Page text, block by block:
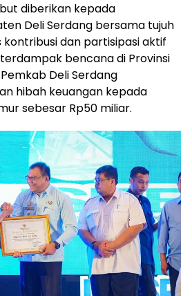
diberikan kepada
Deli Serdang bersama tujuh
dan partisipasi aktif
bencana di Provinsi
Deli Serdang
hibah keuangan kepada
sebesar Rp50 miliar.